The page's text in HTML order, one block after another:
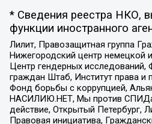
* Сведения реестра НКО,
функции иностранного
Лилит, Правозащитная группа
Нижегородский центр немецкой
Центр гендерных
граждан Штаб, Институт права и
Фонд борьбы с коррупцией,
НАСИЛИЮ.НЕТ, Мы против
действие, Открытый Петербург,
Правовая инициатива,